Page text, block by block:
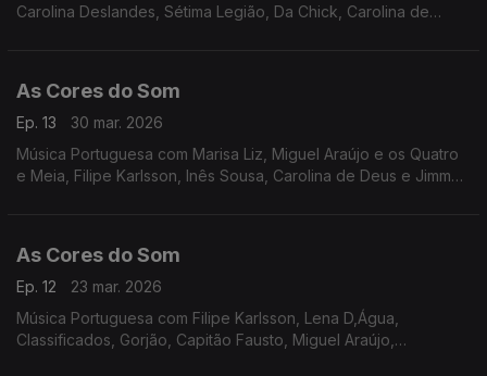
Carolina Deslandes, Sétima Legião, Da Chick, Carolina de
As Cores do Som
Ep. 13
30 mar. 2026
Música Portuguesa com Marisa Liz, Miguel Araújo e os Quatro
e Meia, Filipe Karlsson, Inês Sousa, Carolina de Deus e Jimmy
As Cores do Som
Ep. 12
23 mar. 2026
Música Portuguesa com Filipe Karlsson, Lena D,Água,
Classificados, Gorjão, Capitão Fausto, Miguel Araújo,